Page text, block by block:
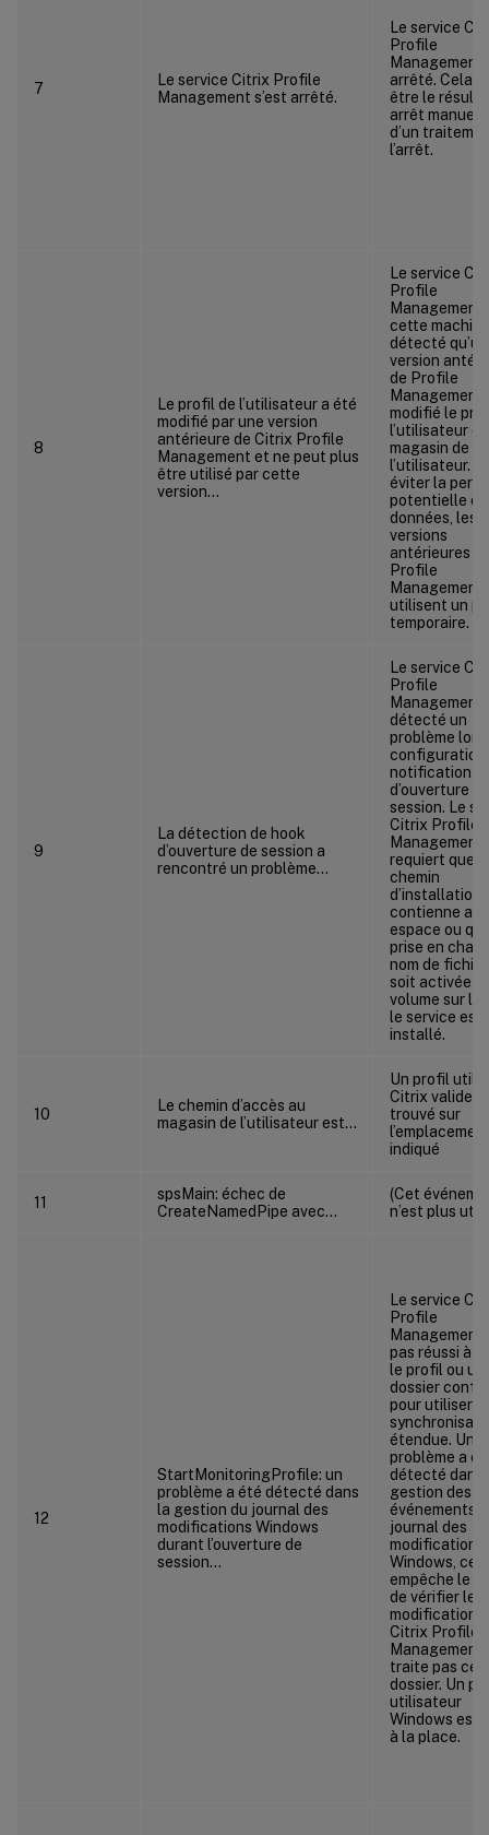
7
Le service Citrix Profile
Management s’est arrêté.
Le service
Profile
Management
arrêté. Cela
être le
arrêt manuel
d’un
l’arrêt.
8
Le profil de l’utilisateur a été
modifié par une version
antérieure de Citrix Profile
Management et ne peut plus
être utilisé par cette
version…
Le service
Profile
Management
cette
détecté
version
de Profile
Management
modifié le
l’utilisateur
magasin de
l’utilisateur.
éviter la perte
potentielle de
données, les
versions
antérieures
Profile
Management
utilisent un
temporaire.
9
La détection de hook
d’ouverture de session a
rencontré un problème…
Le service
Profile
Management
détecté un
problème lors
configuration
notification
d’ouverture de
session. Le
Citrix Profile
Management
requiert que
chemin
d’installation
contienne
espace ou
prise en
nom de
soit activée
volume sur
le service est
installé.
10
Le chemin d’accès au
magasin de l’utilisateur est…
Un profil
Citrix valide a
trouvé sur
indiqué
11
spsMain: échec de
CreateNamedPipe avec…
(Cet
n’est plus
12
StartMonitoringProfile: un
problème a été détecté dans
la gestion du journal des
modifications Windows
durant l’ouverture de
session…
Le service
Profile
Management
pas réussi à
le profil ou un
dossier
pour utiliser la
étendue. Un
problème a
détecté dans
gestion des
événements
journal des
modifications
Windows, ce
empêche le
de vérifier les
modifications.
Citrix Profile
Management
traite pas ce
dossier. Un
utilisateur
Windows est
à la place.